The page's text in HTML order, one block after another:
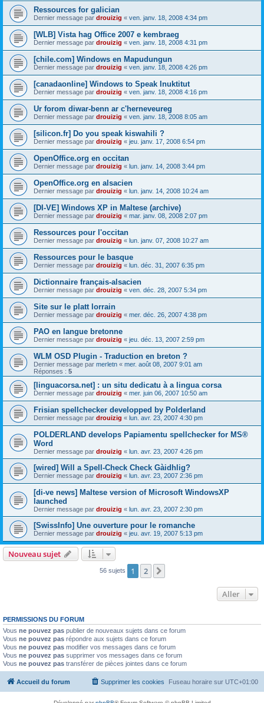
Ressources for galician
Dernier message par drouizig « ven. janv. 18, 2008 4:34 pm
[WLB] Vista hag Office 2007 e kembraeg
Dernier message par drouizig « ven. janv. 18, 2008 4:31 pm
[chile.com] Windows en Mapudungun
Dernier message par drouizig « ven. janv. 18, 2008 4:26 pm
[canadaonline] Windows to Speak Inuktitut
Dernier message par drouizig « ven. janv. 18, 2008 4:16 pm
Ur forom diwar-benn ar c'herneveureg
Dernier message par drouizig « ven. janv. 18, 2008 8:05 am
[silicon.fr] Do you speak kiswahili ?
Dernier message par drouizig « jeu. janv. 17, 2008 6:54 pm
OpenOffice.org en occitan
Dernier message par drouizig « lun. janv. 14, 2008 3:44 pm
OpenOffice.org en alsacien
Dernier message par drouizig « lun. janv. 14, 2008 10:24 am
[DI-VE] Windows XP in Maltese (archive)
Dernier message par drouizig « mar. janv. 08, 2008 2:07 pm
Ressources pour l'occitan
Dernier message par drouizig « lun. janv. 07, 2008 10:27 am
Ressources pour le basque
Dernier message par drouizig « lun. déc. 31, 2007 6:35 pm
Dictionnaire français-alsacien
Dernier message par drouizig « ven. déc. 28, 2007 5:34 pm
Site sur le platt lorrain
Dernier message par drouizig « mer. déc. 26, 2007 4:38 pm
PAO en langue bretonne
Dernier message par drouizig « jeu. déc. 13, 2007 2:59 pm
WLM OSD Plugin - Traduction en breton ?
Dernier message par merletn « mer. août 08, 2007 9:01 am
Réponses : 5
[linguacorsa.net] : un situ dedicatu à a lingua corsa
Dernier message par drouizig « mer. juin 06, 2007 10:50 am
Frisian spellchecker developped by Polderland
Dernier message par drouizig « lun. avr. 23, 2007 4:30 pm
POLDERLAND develops Papiamentu spellchecker for MS®
Word
Dernier message par drouizig « lun. avr. 23, 2007 4:26 pm
[wired] Will a Spell-Check Check Gàidhlig?
Dernier message par drouizig « lun. avr. 23, 2007 2:36 pm
[di-ve news] Maltese version of Microsoft WindowsXP
launched
Dernier message par drouizig « lun. avr. 23, 2007 2:30 pm
[SwissInfo] Une ouverture pour le romanche
Dernier message par drouizig « jeu. avr. 19, 2007 5:13 pm
Nouveau sujet
56 sujets 1 2
Aller
PERMISSIONS DU FORUM
Vous ne pouvez pas publier de nouveaux sujets dans ce forum
Vous ne pouvez pas répondre aux sujets dans ce forum
Vous ne pouvez pas modifier vos messages dans ce forum
Vous ne pouvez pas supprimer vos messages dans ce forum
Vous ne pouvez pas transférer de pièces jointes dans ce forum
Accueil du forum Fuseau horaire sur UTC+01:00
Supprimer les cookies